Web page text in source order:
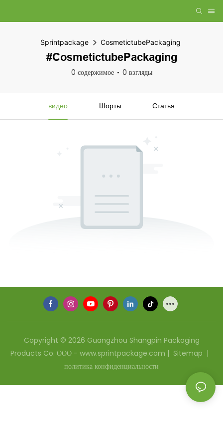
Sprintpackage CosmetictubePackaging
#CosmetictubePackaging
0 содержимое 0 взгляды
видео Шорты Статья
Copyright © 2026 Guangzhou Shangpin Packaging
Products Co. ООО - www.sprintpackage.com | Sitemap |
политика конфиденциальности